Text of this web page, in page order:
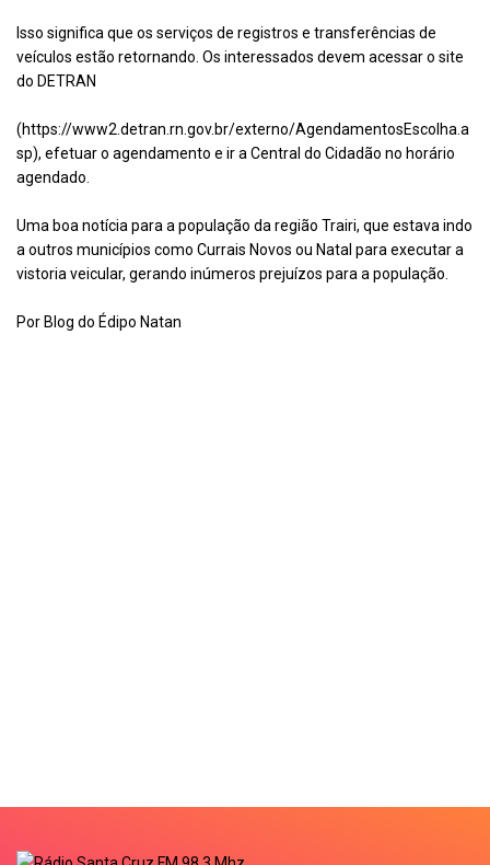
Isso significa que os serviços de registros e transferências de
veículos estão retornando. Os interessados devem acessar o site
do DETRAN
(https://www2.detran.rn.gov.br/externo/AgendamentosEscolha.a
sp), efetuar o agendamento e ir a Central do Cidadão no horário
agendado.
Uma boa notícia para a população da região Trairi, que estava indo
a outros municípios como Currais Novos ou Natal para executar a
vistoria veicular, gerando inúmeros prejuízos para a população.
Por Blog do Édipo Natan